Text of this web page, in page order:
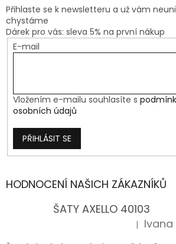
Přihlaste se k newsletteru a už vám
chystáme
Dárek pro vás: sleva 5% na první nákup
E-mail
Vložením e-mailu souhlasíte s
osobních údajů
PŘIHLÁSIT SE
HODNOCENÍ NAŠICH ZÁKAZNÍKŮ
ŠATY AXELLO 40103
Hodnocení produktu je 5 z 5
| Ivana